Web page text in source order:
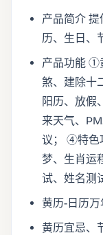
产品简介
历、生日、
产品功能 ①
煞、建除十
阳历、放假
来天气、
议； ④特色
梦、生肖运
试、姓名测
黄历-日历万
黄历宜忌、